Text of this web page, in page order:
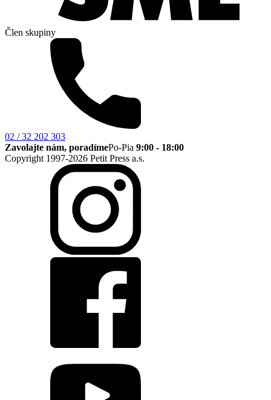
Člen skupiny
02 / 32 202 303
Zavolajte nám, poradímePo-Pia 9:00 - 18:00
Copyright 1997-2026 Petit Press a.s.